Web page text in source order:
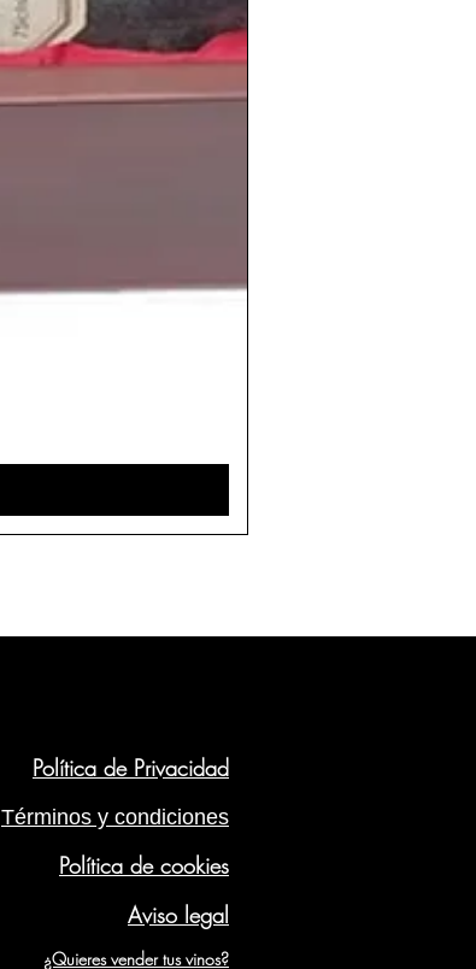
Política de Privacidad
Términos y condiciones
Política de cookies
Aviso legal
¿Quieres vender tus vinos?